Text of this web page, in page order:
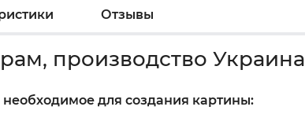
Отзывы
производство Украина
необходимое для создания картины: